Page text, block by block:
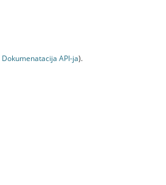
Dokumenаtаcijа API-jа).